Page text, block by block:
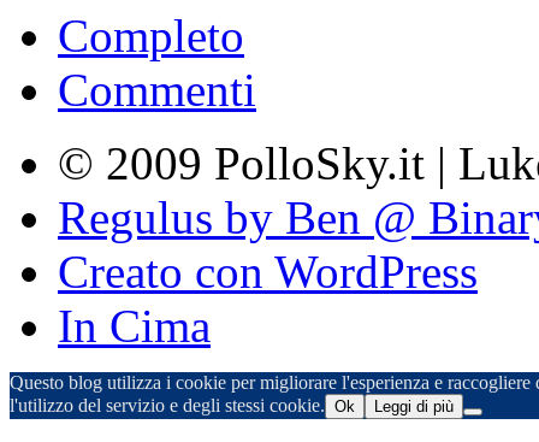
Completo
Commenti
© 2009 PolloSky.it |
Regulus by Ben @
Creato con WordPress
In Cima
Questo blog utilizza i cookie per migliorare l'esperienza e
l'utilizzo del servizio e degli stessi cookie. Ok Leggi di più